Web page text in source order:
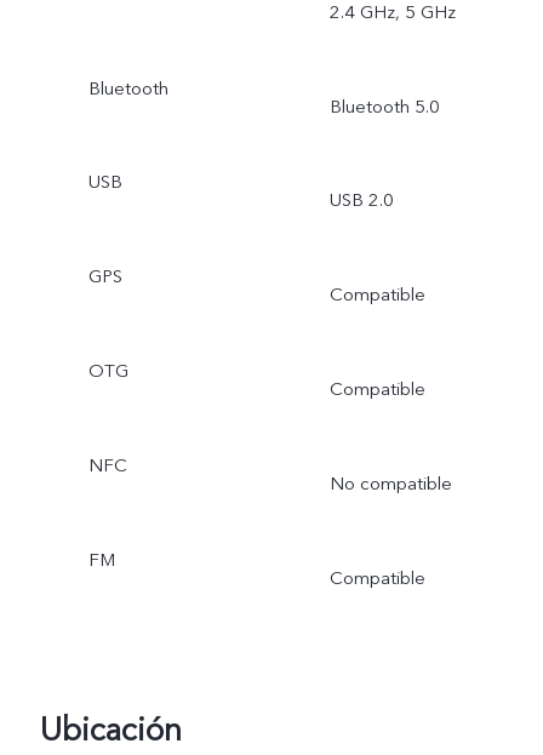
2.4 GHz, 5 GHz
Bluetooth
Bluetooth 5.0
USB
USB 2.0
GPS
Compatible
OTG
Compatible
NFC
No compatible
FM
Compatible
Ubicación